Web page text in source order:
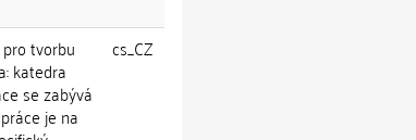
tvorbu
katedra
se zabývá
je na
cs_CZ